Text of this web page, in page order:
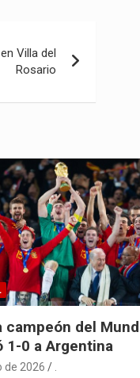
Villa del
Rosario
campeón del
1-0 a Argentina
de 2026